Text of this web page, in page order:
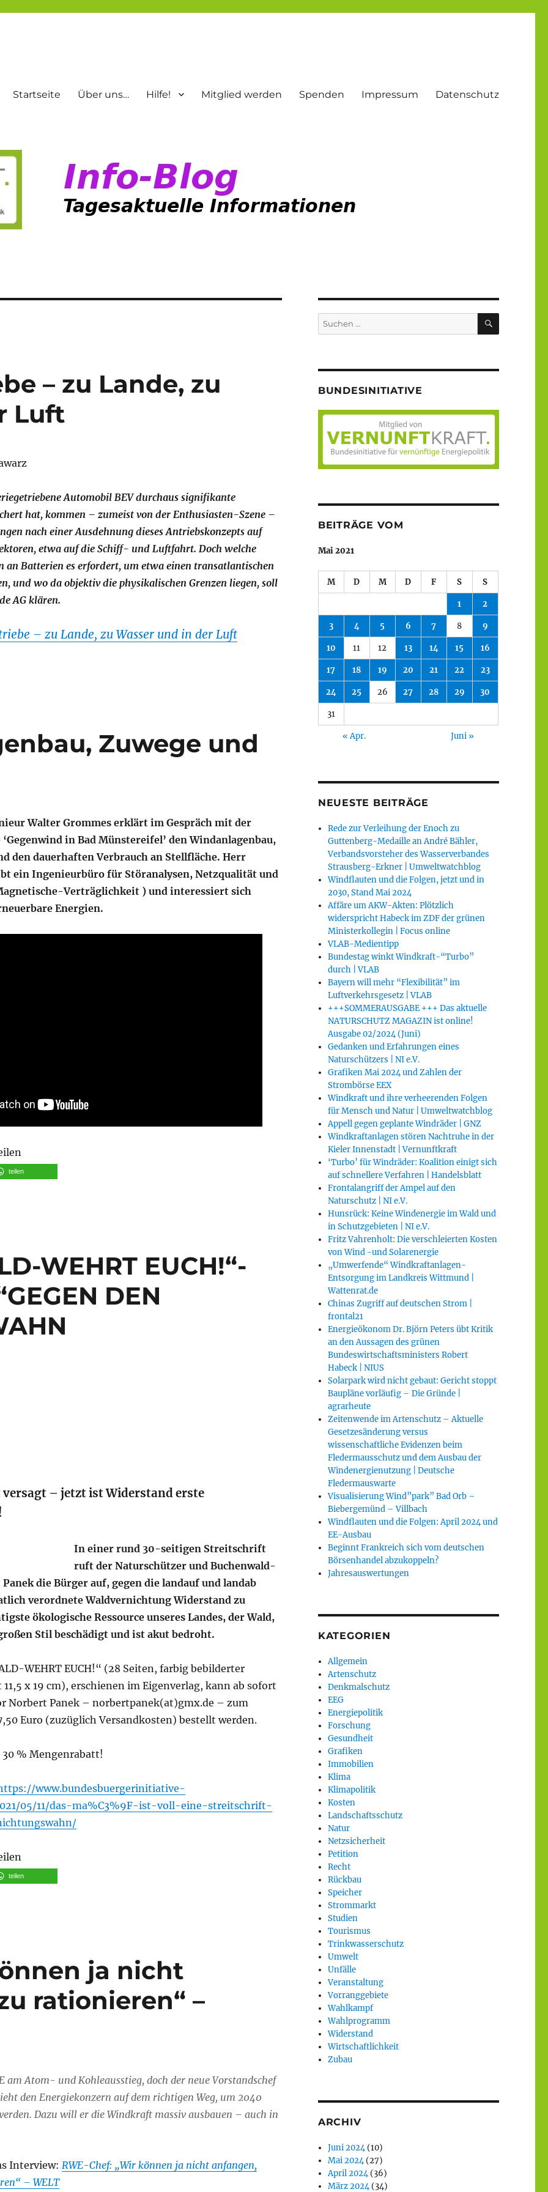
Startseite Über uns… Hilfe! Mitglied werden Spenden Impressum Datenschutz
– zu Lande, zu
Luft
Automobil BEV durchaus signifikante
hat, kommen – zumeist von der Enthusiasten-Szene –
nach einer Ausdehnung dieses Antriebskonzepts auf
etwa auf die Schiff- und Luftfahrt. Doch welche
an Batterien es erfordert, um etwa einen transatlantischen
und wo da objektiv die physikalischen Grenzen liegen, soll
AG klären.
– zu Lande, zu Wasser und in der Luft
Zuwege und
Walter Grommes erklärt im Gespräch mit der
in Bad Münstereifel’ den Windanlagenbau,
den dauerhaften Verbrauch an Stellfläche. Herr
ein Ingenieurbüro für Störanalysen, Netzqualität und
Verträglichkeit ) und interessiert sich
Energien.
teilen
WEHRT EUCH!“-
DEN
– jetzt ist Widerstand erste
In einer rund 30-seitigen Streitschrift
ruft der Naturschützer und Buchenwald-
die Bürger auf, gegen die landauf und landab
verordnete Waldvernichtung Widerstand zu
ökologische Ressource unseres Landes, der Wald,
Stil beschädigt und ist akut bedroht.
WEHRT EUCH!“ (28 Seiten, farbig bebilderter
x 19 cm), erschienen im Eigenverlag, kann ab sofort
Norbert Panek – norbertpanek(at)gmx.de – zum
Euro (zuzüglich Versandkosten) bestellt werden.
30 % Mengenrabatt!
www.bundesbuergerinitiative-
05/11/das-ma%C3%9F-ist-voll-eine-streitschrift-
teilen
ja nicht
rationieren“ –
am Atom- und Kohleausstieg, doch der neue Vorstandschef
den Energiekonzern auf dem richtigen Weg, um 2040
Dazu will er die Windkraft massiv ausbauen – auch in
Interview: RWE-Chef: „Wir können ja nicht anfangen,
– WELT
Suche
nach:
SUCHEN
BUNDESINITIATIVE
BEITRÄGE VOM
Mai 2021
M D M D F S S
1 2
3 4 5 6 7 8 9
10 11 12 13 14 15 16
17 18 19 20 21 22 23
24 25 26 27 28 29 30
31
« Apr. Juni »
NEUESTE BEITRÄGE
Rede zur Verleihung der Enoch zu
Guttenberg-Medaille an André Bähler,
Verbandsvorsteher des Wasserverbandes
Strausberg-Erkner | Umweltwatchblog
Windflauten und die Folgen, jetzt und in
2030, Stand Mai 2024
Affäre um AKW-Akten: Plötzlich
widerspricht Habeck im ZDF der grünen
Ministerkollegin | Focus online
VLAB-Medientipp
Bundestag winkt Windkraft-“Turbo”
durch | VLAB
Bayern will mehr “Flexibilität” im
Luftverkehrsgesetz | VLAB
+++SOMMERAUSGABE +++ Das aktuelle
NATURSCHUTZ MAGAZIN ist online!
Ausgabe 02/2024 (Juni)
Gedanken und Erfahrungen eines
Naturschützers | NI e.V.
Grafiken Mai 2024 und Zahlen der
Strombörse EEX
Windkraft und ihre verheerenden Folgen
für Mensch und Natur | Umweltwatchblog
Appell gegen geplante Windräder | GNZ
Windkraftanlagen stören Nachtruhe in der
Kieler Innenstadt | Vernunftkraft
‘Turbo’ für Windräder: Koalition einigt sich
auf schnellere Verfahren | Handelsblatt
Frontalangriff der Ampel auf den
Naturschutz | NI e.V.
Hunsrück: Keine Windenergie im Wald und
in Schutzgebieten | NI e.V.
Fritz Vahrenholt: Die verschleierten Kosten
von Wind -und Solarenergie
„Umwerfende“ Windkraftanlagen-
Entsorgung im Landkreis Wittmund |
Wattenrat.de
Chinas Zugriff auf deutschen Strom |
frontal21
Energieökonom Dr. Björn Peters übt Kritik
an den Aussagen des grünen
Bundeswirtschaftsministers Robert
Habeck | NIUS
Solarpark wird nicht gebaut: Gericht stoppt
Baupläne vorläufig – Die Gründe |
agrarheute
Zeitenwende im Artenschutz – Aktuelle
Gesetzesänderung versus
wissenschaftliche Evidenzen beim
Fledermausschutz und dem Ausbau der
Windenergienutzung | Deutsche
Fledermauswarte
Visualisierung Wind”park” Bad Orb –
Biebergemünd – Villbach
Windflauten und die Folgen: April 2024 und
EE-Ausbau
Beginnt Frankreich sich vom deutschen
Börsenhandel abzukoppeln?
Jahresauswertungen
KATEGORIEN
Allgemein
Artenschutz
Denkmalschutz
EEG
Energiepolitik
Forschung
Gesundheit
Grafiken
Immobilien
Klima
Klimapolitik
Kosten
Landschaftsschutz
Natur
Netzsicherheit
Petition
Recht
Rückbau
Speicher
Strommarkt
Studien
Tourismus
Trinkwasserschutz
Umwelt
Unfälle
Veranstaltung
Vorranggebiete
Wahlkampf
Wahlprogramm
Widerstand
Wirtschaftlichkeit
Zubau
ARCHIV
Juni 2024(10)
Mai 2024(27)
April 2024(36)
März 2024(34)